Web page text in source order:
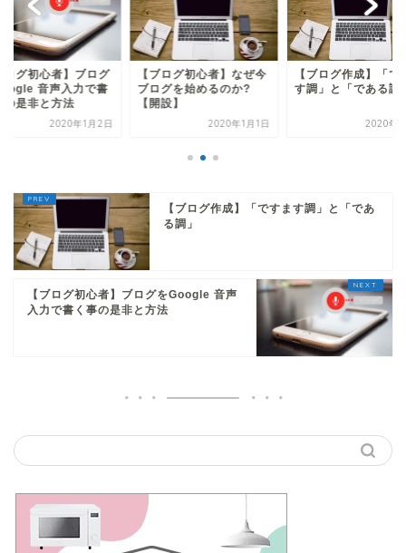
ログ初心者】なぜ今
グを始めるのか?
設】
2020年1月1日
【ブログ作成】「ですま
す調」と「である調」
2020年1月1日
【ブログ初心者】ブ
をGoogle 音声入力
2020年1
【ブログ作成】「ですます調」と「であ
る調」
【ブログ初心者】ブログをGoogle 音声
入力で書く事の是非と方法